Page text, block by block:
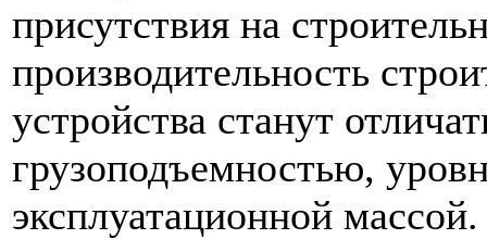
присутствия на
производительность
устройства станут
грузоподъемностью,
эксплуатационной